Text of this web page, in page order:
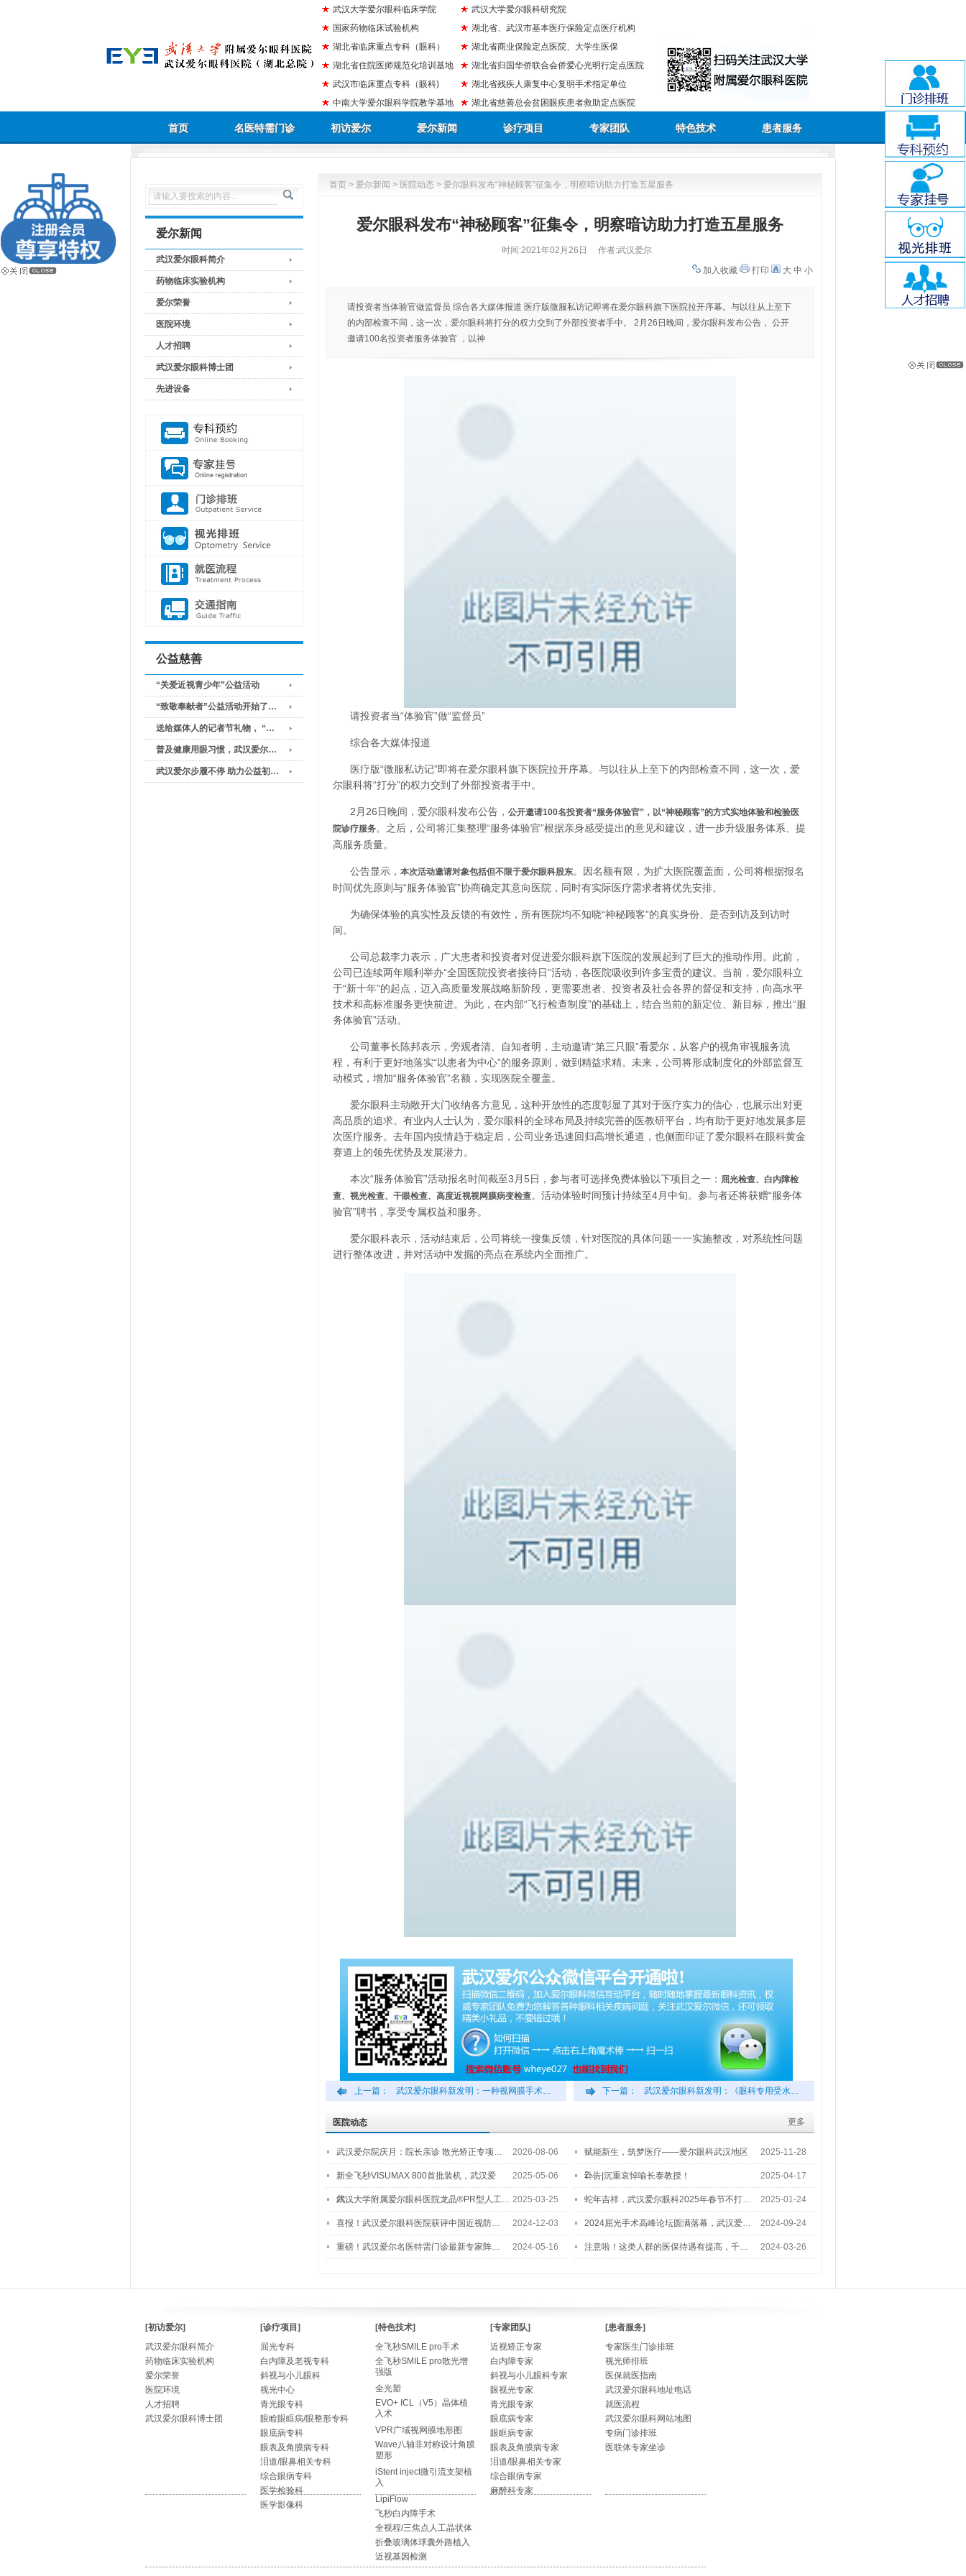
武汉大学爱尔眼科临床学院
国家药物临床试验机构
湖北省临床重点专科（眼科）
湖北省住院医师规范化培训基地
武汉市临床重点专科（眼科)
中南大学爱尔眼科学院教学基地
武汉大学爱尔眼科研究院
湖北省、武汉市基本医疗保险定点医疗机构
湖北省商业保险定点医院、大学生医保
湖北省归国华侨联合会侨爱心光明行定点医院
湖北省残疾人康复中心复明手术指定单位
湖北省慈善总会贫困眼疾患者救助定点医院
首页 名医特需门诊 初访爱尔 爱尔新闻 诊疗项目 专家团队 特色技术 患者服务
爱尔新闻
武汉爱尔眼科简介
药物临床实验机构
爱尔荣誉
医院环境
人才招聘
武汉爱尔眼科博士团
先进设备
公益慈善
“关爱近视青少年”公益活动
“致敬奉献者”公益活动开始了…
送给媒体人的记者节礼物， “…
普及健康用眼习惯，武汉爱尔…
武汉爱尔步履不停 助力公益初…
首页 > 爱尔新闻 > 医院动态 > 爱尔眼科发布“神秘顾客”征集令，明察暗访助力打造五星服务
爱尔眼科发布“神秘顾客”征集令，明察暗访助力打造五星服务
时间:2021年02月26日
作者:武汉爱尔
加入收藏
打印 大 中 小
请投资者当体验官做监督员 综合各大媒体报道 医疗版微服私访记即将在爱尔眼科旗下医院拉开序幕。与以往从上至下
的内部检查不同，这一次，爱尔眼科将打分的权力交到了外部投资者手中。 2月26日晚间，爱尔眼科发布公告， 公开
邀请100名投资者服务体验官 ，以神
请投资者当“体验官”做“监督员”
综合各大媒体报道
医疗版“微服私访记”即将在爱尔眼科旗下医院拉开序幕。与以往从上至下的内部检查不同，这一次，爱
尔眼科将“打分”的权力交到了外部投资者手中。
2月26日晚间，爱尔眼科发布公告， 公开邀请100名投资者“服务体验官” ，以“神秘顾客”的方式实地体验和检验医
院诊疗服务。之后，公司将汇集整理“服务体验官”根据亲身感受提出的意见和建议，进一步升级服务体系、提
高服务质量。
公告显示， 本次活动邀请对象包括但不限于爱尔眼科股东。因名额有限，为扩大医院覆盖面，公司将根据报名
时间优先原则与“服务体验官”协商确定其意向医院，同时有实际医疗需求者将优先安排。
为确保体验的真实性及反馈的有效性，所有医院均不知晓“神秘顾客”的真实身份、是否到访及到访时
间。
公司总裁李力表示，广大患者和投资者对促进爱尔眼科旗下医院的发展起到了巨大的推动作用。此前，
公司已连续两年顺利举办“全国医院投资者接待日”活动，各医院吸收到许多宝贵的建议。当前，爱尔眼科立
于“新十年”的起点，迈入高质量发展战略新阶段，更需要患者、投资者及社会各界的督促和支持，向高水平
技术和高标准服务更快前进。为此，在内部“飞行检查制度”的基础上，结合当前的新定位、新目标，推出“服
务体验官”活动。
公司董事长陈邦表示，旁观者清、自知者明，主动邀请“第三只眼”看爱尔，从客户的视角审视服务流
程，有利于更好地落实“以患者为中心”的服务原则，做到精益求精。未来，公司将形成制度化的外部监督互
动模式，增加“服务体验官”名额，实现医院全覆盖。
爱尔眼科主动敞开大门收纳各方意见，这种开放性的态度彰显了其对于医疗实力的信心，也展示出对更
高品质的追求。有业内人士认为，爱尔眼科的全球布局及持续完善的医教研平台，均有助于更好地发展多层
次医疗服务。去年国内疫情趋于稳定后，公司业务迅速回归高增长通道，也侧面印证了爱尔眼科在眼科黄金
赛道上的领先优势及发展潜力。
本次“服务体验官”活动报名时间截至3月5日，参与者可选择免费体验以下项目之一： 屈光检查、白内障检
查、视光检查、干眼检查、高度近视视网膜病变检查。活动体验时间预计持续至4月中旬。参与者还将获赠“服务体
验官”聘书，享受专属权益和服务。
爱尔眼科表示，活动结束后，公司将统一搜集反馈，针对医院的具体问题一一实施整改，对系统性问题
进行整体改进，并对活动中发掘的亮点在系统内全面推广。
上一篇： 武汉爱尔眼科新发明：一种视网膜手术… 下一篇： 武汉爱尔眼科新发明：《眼科专用受水…
更多
医院动态
武汉爱尔院庆月：院长亲诊 散光矫正专项… 2026-08-06 赋能新生，筑梦医疗——爱尔眼科武汉地区
2…
2025-11-28
新全飞秒VISUMAX 800首批装机，武汉爱
尔…
2025-05-06 讣告|沉重哀悼喻长泰教授！ 2025-04-17
武汉大学附属爱尔眼科医院龙晶®PR型人工… 2025-03-25 蛇年吉祥，武汉爱尔眼科2025年春节不打… 2025-01-24
喜报！武汉爱尔眼科医院获评中国近视防… 2024-12-03 2024屈光手术高峰论坛圆满落幕，武汉爱… 2024-09-24
重磅！武汉爱尔名医特需门诊最新专家阵… 2024-05-16 注意啦！这类人群的医保待遇有提高，千… 2024-03-26
[初访爱尔]
武汉爱尔眼科简介
药物临床实验机构
爱尔荣誉
医院环境
人才招聘
武汉爱尔眼科博士团
[诊疗项目]
屈光专科
白内障及老视专科
斜视与小儿眼科
视光中心
青光眼专科
眼睑眼眶病/眼整形专科
眼底病专科
眼表及角膜病专科
泪道/眼鼻相关专科
综合眼病专科
医学检验科
医学影像科
[特色技术]
全飞秒SMILE pro手术
全飞秒SMILE pro散光增
强版
全光塑
EVO+ ICL（V5）晶体植
入术
VPR广域视网膜地形图
Wave八轴非对称设计角膜
塑形
iStent inject微引流支架植
入
LipiFlow
飞秒白内障手术
全视程/三焦点人工晶状体
折叠玻璃体球囊外路植入
近视基因检测
[专家团队]
近视矫正专家
白内障专家
斜视与小儿眼科专家
眼视光专家
青光眼专家
眼底病专家
眼眶病专家
眼表及角膜病专家
泪道/眼鼻相关专家
综合眼病专家
麻醉科专家
[患者服务]
专家医生门诊排班
视光师排班
医保就医指南
武汉爱尔眼科地址电话
就医流程
武汉爱尔眼科网站地图
专病门诊排班
医联体专家坐诊